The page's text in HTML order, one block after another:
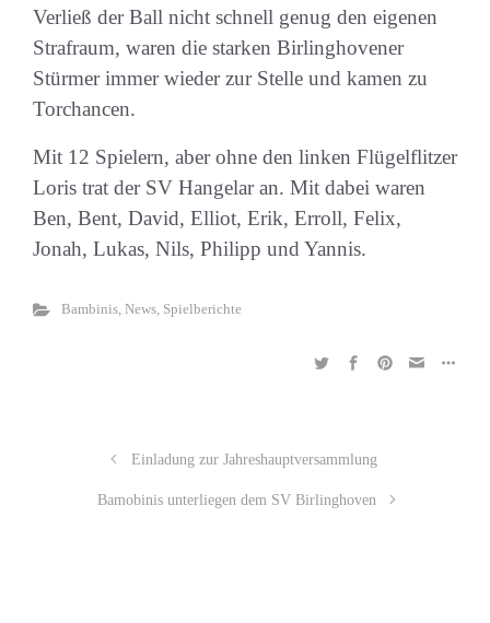
Verließ der Ball nicht schnell genug den eigenen
Strafraum, waren die starken Birlinghovener
Stürmer immer wieder zur Stelle und kamen zu
Torchancen.
Mit 12 Spielern, aber ohne den linken Flügelflitzer
Loris trat der SV Hangelar an. Mit dabei waren
Ben, Bent, David, Elliot, Erik, Erroll, Felix,
Jonah, Lukas, Nils, Philipp und Yannis.
Bambinis, News, Spielberichte
Einladung zur Jahreshauptversammlung
Bamobinis unterliegen dem SV Birlinghoven